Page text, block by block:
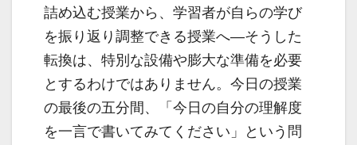
詰め込む授業から、学習者が自らの学び
を振り返り調整できる授業へ―そうした
転換は、特別な設備や膨大な準備を必要
とするわけではありません。今日の授業
の最後の五分間、「今日の自分の理解度
を一言で書いてみてください」という問